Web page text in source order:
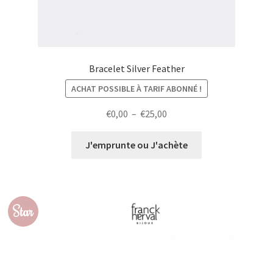
Bracelet Silver Feather
ACHAT POSSIBLE À TARIF ABONNÉ !
€0,00 – €25,00
prix :
J'emprunte ou J'achète
Star